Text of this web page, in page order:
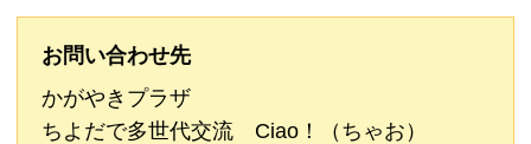
お問い合わせ先
かがやきプラザ
ちよだで多世代交流 Ciao！（ちゃお）